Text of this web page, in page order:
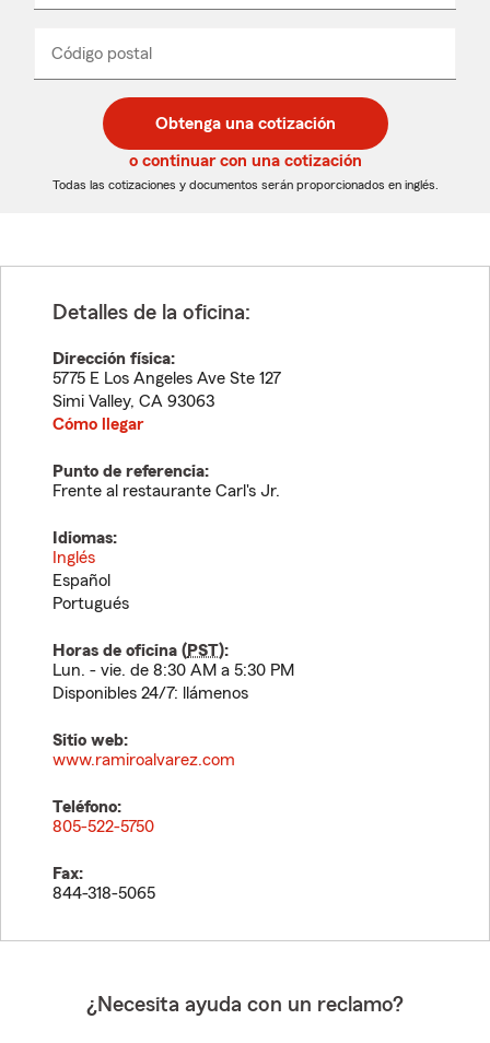
desplegable
Código postal
de
5
dígitos
de
5
dígitos
_____
Obtenga una cotización
o continuar con una cotización
Todas las cotizaciones y documentos serán proporcionados en inglés.
Detalles de la oficina:
Dirección física:
5775 E Los Angeles Ave Ste 127
Simi Valley, CA 93063
Cómo llegar
Punto de referencia:
Frente al restaurante Carl's Jr.
Idiomas:
Inglés
Español
Portugués
Horas de oficina (PST):
Lun. - vie. de 8:30 AM a 5:30 PM
Disponibles 24/7: llámenos
Sitio web:
www.ramiroalvarez.com
Teléfono:
805-522-5750
Fax:
844-318-5065
¿Necesita ayuda con un reclamo?